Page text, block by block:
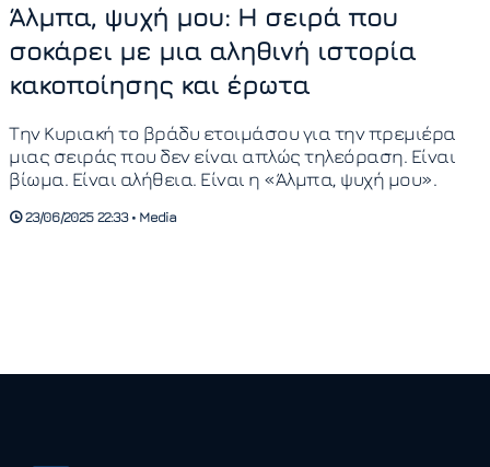
Άλμπα, ψυχή μου: Η σειρά που
σοκάρει με μια αληθινή ιστορία
κακοποίησης και έρωτα
Την Κυριακή το βράδυ ετοιμάσου για την πρεμιέρα
μιας σειράς που δεν είναι απλώς τηλεόραση. Είναι
βίωμα. Είναι αλήθεια. Είναι η «Άλμπα, ψυχή μου».
23/06/2025 22:33 • Media